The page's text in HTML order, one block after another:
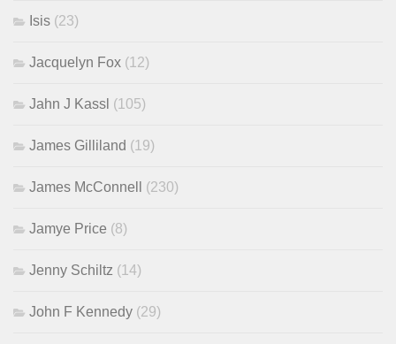
Isis (23)
Jacquelyn Fox (12)
Jahn J Kassl (105)
James Gilliland (19)
James McConnell (230)
Jamye Price (8)
Jenny Schiltz (14)
John F Kennedy (29)